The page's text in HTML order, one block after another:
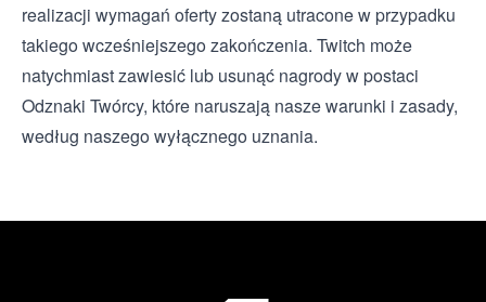
realizacji wymagań oferty zostaną utracone w przypadku
takiego wcześniejszego zakończenia. Twitch może
natychmiast zawiesić lub usunąć nagrody w postaci
Odznaki Twórcy, które naruszają nasze warunki i zasady,
według naszego wyłącznego uznania.